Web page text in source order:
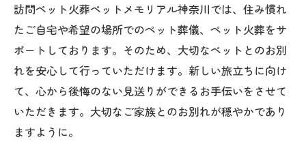
訪問ペット火葬ペットメモリアル神奈川では、住み慣れ
たご自宅や希望の場所でのペット葬儀、ペット火葬をサ
ポートしております。そのため、大切なペットとのお別
れを安心して行っていただけます。新しい旅立ちに向け
て、心から後悔のない見送りができるお手伝いをさせて
いただきます。大切なご家族とのお別れが穏やかであり
ますように。